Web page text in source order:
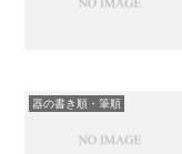
器の書き順・筆順